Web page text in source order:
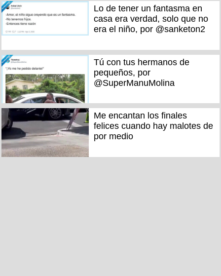
Lo de tener un fantasma en
casa era verdad, solo que no
era el niño, por @sanketon2
Tú con tus hermanos de
pequeños, por
@SuperManuMolina
Me encantan los finales
felices cuando hay malotes de
por medio